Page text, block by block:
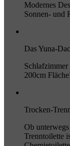
Modernes
Sonnen- und
Das Yuna-
200cm
Trocken-
Ob
Trenntoilette